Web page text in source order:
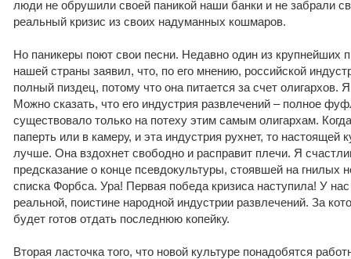
люди не обрушили своей паникой наши банки и не забрали
реальный кризис из своих надуманных кошмаров.
Но паникеры поют свои песни. Недавно один из крупнейших
нашей страны заявил, что, по его мнению, российской
полный пиздец, потому что она питается за счет олигархов.
Можно сказать, что его индустрия развлечений – полное
существовало только на потеху этим самым олигархам.
паперть или в камеру, и эта индустрия рухнет, то настоящей
лучше. Она вздохнет свободно и расправит плечи. Я
предсказание о конце псевдокультуры, стоявшей на гнилых
списка Форбса. Ура! Первая победа кризиса наступила! У
реальной, поистине народной индустрии развлечений. За
будет готов отдать последнюю копейку.
Вторая ласточка того, что новой культуре понадобятся